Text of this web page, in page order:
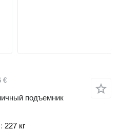
€
подъемник
227 кг